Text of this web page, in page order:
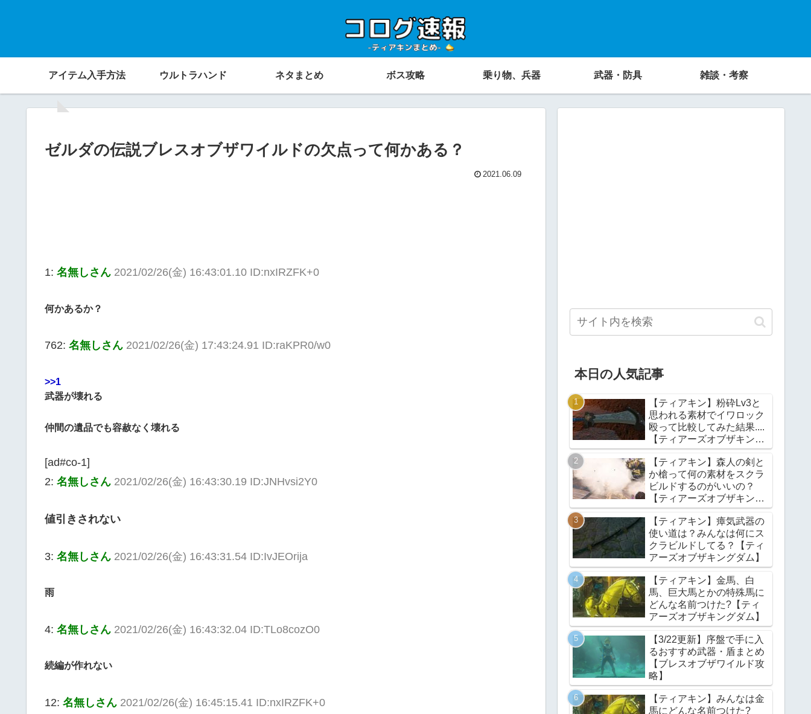
アイテム入手方法 ウルトラハンド ネタまとめ ボス攻略 乗り物、兵器 武器・防具 雑談・考察
ゼルダの伝説ブレスオブザワイルドの欠点って何かある？
2021.06.09
1: 名無しさん 2021/02/26(金) 16:43:01.10 ID:nxIRZFK+0
何かあるか？
762: 名無しさん 2021/02/26(金) 17:43:24.91 ID:raKPR0/w0
>>1
武器が壊れる
仲間の遺品でも容赦なく壊れる
[ad#co-1]
2: 名無しさん 2021/02/26(金) 16:43:30.19 ID:JNHvsi2Y0
値引きされない
3: 名無しさん 2021/02/26(金) 16:43:31.54 ID:IvJEOrija
雨
4: 名無しさん 2021/02/26(金) 16:43:32.04 ID:TLo8cozO0
続編が作れない
12: 名無しさん 2021/02/26(金) 16:45:15.41 ID:nxIRZFK+0
本日の人気記事
【ティアキン】粉砕Lv3と
思われる素材でイワロック
殴って比較してみた結果....
【ティアーズオブザキング
ダム】
【ティアキン】森人の剣と
か槍って何の素材をスクラ
ビルドするのがいいの？
【ティアーズオブザキング
ダム】
【ティアキン】瘴気武器の
使い道は？みんなは何にス
クラビルドしてる？【ティ
アーズオブザキングダム】
【ティアキン】金馬、白
馬、巨大馬とかの特殊馬に
どんな名前つけた?【ティ
アーズオブザキングダム】
【3/22更新】序盤で手に入
るおすすめ武器・盾まとめ
【ブレスオブザワイルド攻
略】
【ティアキン】みんなは金
馬にどんな名前つけた?